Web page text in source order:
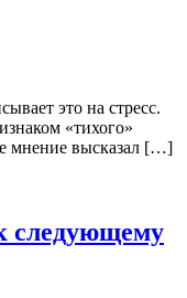
это на стресс.
«тихого»
мнение высказал […]
следующему